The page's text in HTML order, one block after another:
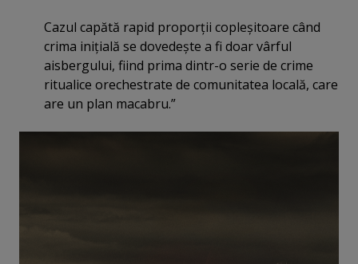
Cazul capătă rapid proporţii copleşitoare când
crima iniţială se dovedeşte a fi doar vârful
aisbergului, fiind prima dintr-o serie de crime
ritualice orechestrate de comunitatea locală, care
are un plan macabru.”